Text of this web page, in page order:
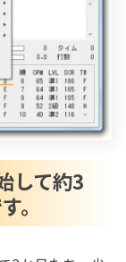
の基本原
入力のキ
ら切り離
捉えるこ
えてたら
葉がゲシ
た。
して約3
。